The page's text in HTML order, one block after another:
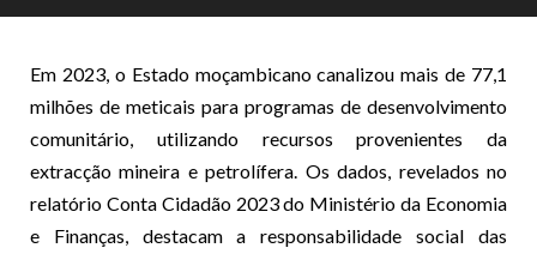
Em 2023, o Estado moçambicano canalizou mais de 77,1
milhões de meticais para programas de desenvolvimento
comunitário, utilizando recursos provenientes da
extracção mineira e petrolífera. Os dados, revelados no
relatório Conta Cidadão 2023 do Ministério da Economia
e Finanças, destacam a responsabilidade social das